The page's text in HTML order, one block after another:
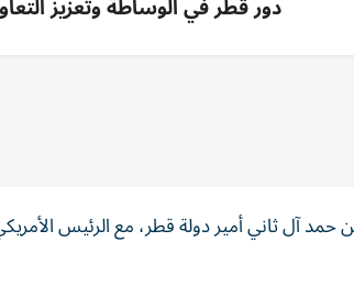
آل ثاني أمير دولة قطر، مع الرئيس